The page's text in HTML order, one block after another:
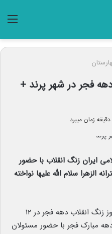
فجر در شهر پرند +
ایران زنگ انقلاب با حضور
الزهرا سلام الله علیها نواخته
به گزارش نبأپرس از پرند، صبح امروز زنگ انقلاب دهه فجر در ۱۲
مبارک فجر با حضور مسئولان